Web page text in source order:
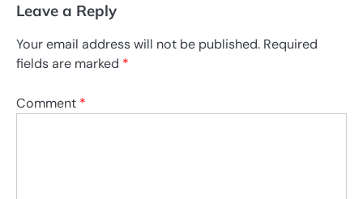
Leave a Reply
Your email address will not be published. Required
fields are marked *
Comment *